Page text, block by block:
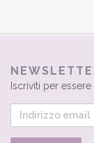
Iscriviti per